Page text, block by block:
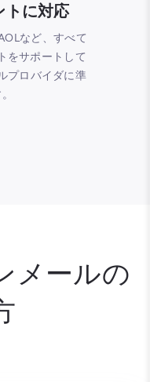
トに対応
など、すべて
をサポートして
プロバイダに準
メールの